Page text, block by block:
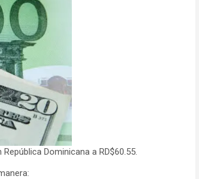
Dominicana a RD$60.55.